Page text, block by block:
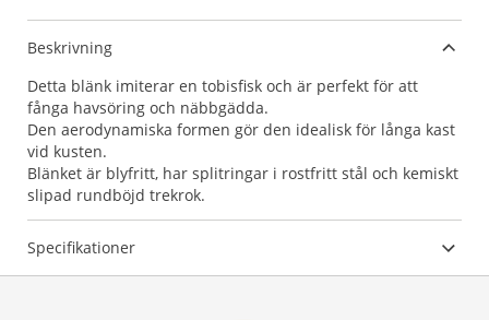
Beskrivning
Detta blänk imiterar en tobisfisk och är perfekt för att
fånga havsöring och näbbgädda.
Den aerodynamiska formen gör den idealisk för långa kast
vid kusten.
Blänket är blyfritt, har splitringar i rostfritt stål och kemiskt
slipad rundböjd trekrok.
Specifikationer